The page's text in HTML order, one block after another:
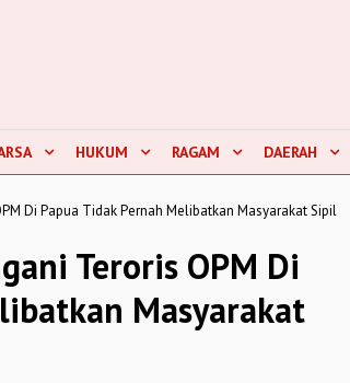
HUKUM RAGAM DAERAH
Di Papua Tidak Pernah Melibatkan Masyarakat Sipil
Teroris OPM Di
Masyarakat